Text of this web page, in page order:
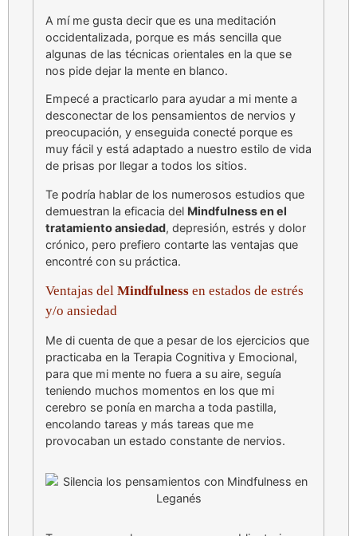
A mí me gusta decir que es una meditación
occidentalizada, porque es más sencilla que
algunas de las técnicas orientales en la que se
nos pide dejar la mente en blanco.
Empecé a practicarlo para ayudar a mi mente a
desconectar de los pensamientos de nervios y
preocupación, y enseguida conecté porque es
muy fácil y está adaptado a nuestro estilo de vida
de prisas por llegar a todos los sitios.
Te podría hablar de los numerosos estudios que
demuestran la eficacia del Mindfulness en el
tratamiento ansiedad, depresión, estrés y dolor
crónico, pero prefiero contarte las ventajas que
encontré con su práctica.
Ventajas del Mindfulness en estados de estrés
y/o ansiedad
Me di cuenta de que a pesar de los ejercicios que
practicaba en la Terapia Cognitiva y Emocional,
para que mi mente no fuera a su aire, seguía
teniendo muchos momentos en los que mi
cerebro se ponía en marcha a toda pastilla,
encolando tareas y más tareas que me
provocaban un estado constante de nervios.